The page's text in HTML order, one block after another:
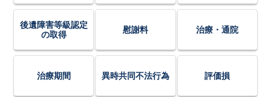
後遺障害等級認定
の取得
慰謝料 治療・通院
治療期間 異時共同不法行為 評価損